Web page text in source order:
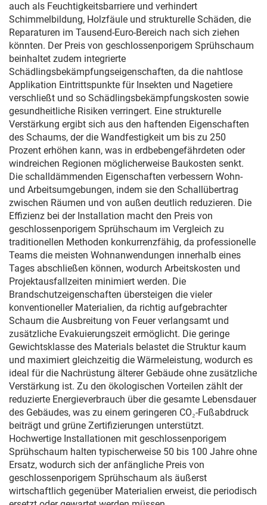
auch als Feuchtigkeitsbarriere und verhindert
Schimmelbildung, Holzfäule und strukturelle Schäden, die
Reparaturen im Tausend-Euro-Bereich nach sich ziehen
könnten. Der Preis von geschlossenporigem Sprühschaum
beinhaltet zudem integrierte
Schädlingsbekämpfungseigenschaften, da die nahtlose
Applikation Eintrittspunkte für Insekten und Nagetiere
verschließt und so Schädlingsbekämpfungskosten sowie
gesundheitliche Risiken verringert. Eine strukturelle
Verstärkung ergibt sich aus den haftenden Eigenschaften
des Schaums, der die Wandfestigkeit um bis zu 250
Prozent erhöhen kann, was in erdbebengefährdeten oder
windreichen Regionen möglicherweise Baukosten senkt.
Die schalldämmenden Eigenschaften verbessern Wohn-
und Arbeitsumgebungen, indem sie den Schallübertrag
zwischen Räumen und von außen deutlich reduzieren. Die
Effizienz bei der Installation macht den Preis von
geschlossenporigem Sprühschaum im Vergleich zu
traditionellen Methoden konkurrenzfähig, da professionelle
Teams die meisten Wohnanwendungen innerhalb eines
Tages abschließen können, wodurch Arbeitskosten und
Projektausfallzeiten minimiert werden. Die
Brandschutzeigenschaften übersteigen die vieler
konventioneller Materialien, da richtig aufgebrachter
Schaum die Ausbreitung von Feuer verlangsamt und
zusätzliche Evakuierungszeit ermöglicht. Die geringe
Gewichtsklasse des Materials belastet die Struktur kaum
und maximiert gleichzeitig die Wärmeleistung, wodurch es
ideal für die Nachrüstung älterer Gebäude ohne zusätzliche
Verstärkung ist. Zu den ökologischen Vorteilen zählt der
reduzierte Energieverbrauch über die gesamte Lebensdauer
des Gebäudes, was zu einem geringeren CO₂-Fußabdruck
beiträgt und grüne Zertifizierungen unterstützt.
Hochwertige Installationen mit geschlossenporigem
Sprühschaum halten typischerweise 50 bis 100 Jahre ohne
Ersatz, wodurch sich der anfängliche Preis von
geschlossenporigem Sprühschaum als äußerst
wirtschaftlich gegenüber Materialien erweist, die periodisch